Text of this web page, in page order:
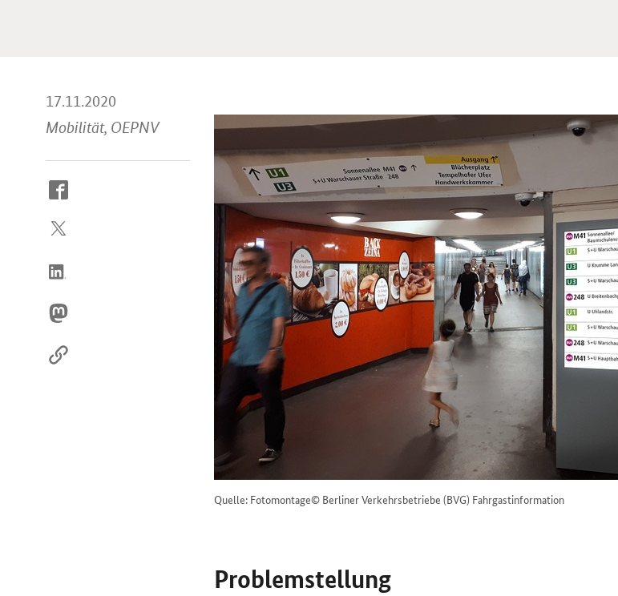
17.11.2020
Mobilität, OEPNV
So
Sie
Internet
Quelle: Fotomontage© Berliner Verkehrsbetriebe (BVG) Fahrgastinformation
Problemstellung